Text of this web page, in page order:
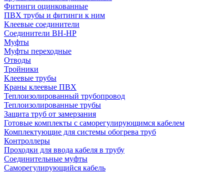
Фитинги оцинкованные
ПВХ трубы и фитинги к ним
Клеевые соединители
Соединители ВН-НР
Муфты
Муфты переходные
Отводы
Тройники
Клеевые трубы
Краны клеевые ПВХ
Теплоизолированный трубопровод
Теплоизолированные трубы
Защита труб от замерзания
Готовые комплекты с саморегулирующимся кабелем
Комплектующие для системы обогрева труб
Контроллеры
Проходки для ввода кабеля в трубу
Соединительные муфты
Саморегулирующийся кабель